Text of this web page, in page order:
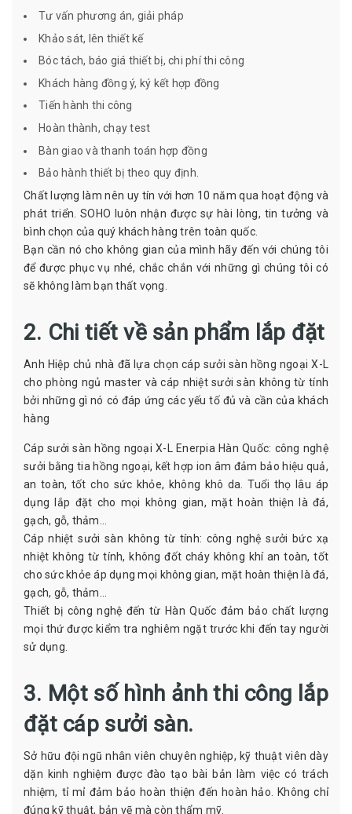
Tư vấn phương án, giải pháp
Khảo sát, lên thiết kế
Bóc tách, báo giá thiết bị, chi phí thi công
Khách hàng đồng ý, ký kết hợp đồng
Tiến hành thi công
Hoàn thành, chạy test
Bàn giao và thanh toán hợp đồng
Bảo hành thiết bị theo quy định.
Chất lượng làm nên uy tín với hơn 10 năm qua hoạt động và
phát triển. SOHO luôn nhận được sự hài lòng, tin tưởng và
bình chọn của quý khách hàng trên toàn quốc.
Bạn cần nó cho không gian của mình hãy đến với chúng tôi
để được phục vụ nhé, chắc chắn với những gì chúng tôi có
sẽ không làm bạn thất vọng.
2. Chi tiết về sản phẩm lắp đặt
Anh Hiệp chủ nhà đã lựa chọn cáp sưởi sàn hồng ngoại X-L
cho phòng ngủ master và cáp nhiệt sưởi sàn không từ tính
bởi những gì nó có đáp ứng các yếu tố đủ và cần của khách
hàng
Cáp sưởi sàn hồng ngoại X-L Enerpia Hàn Quốc: công nghệ
sưởi bằng tia hồng ngoại, kết hợp ion âm đảm bảo hiệu quả,
an toàn, tốt cho sức khỏe, không khô da. Tuổi thọ lâu áp
dụng lắp đặt cho mọi không gian, mặt hoàn thiện là đá,
gạch, gỗ, thảm…
Cáp nhiệt sưởi sàn không từ tính: công nghệ sưởi bức xạ
nhiệt không từ tính, không đốt cháy không khí an toàn, tốt
cho sức khỏe áp dụng mọi không gian, mặt hoàn thiện là đá,
gạch, gỗ, thảm…
Thiết bị công nghệ đến từ Hàn Quốc đảm bảo chất lượng
mọi thứ được kiểm tra nghiêm ngặt trước khi đến tay người
sử dụng.
3. Một số hình ảnh thi công lắp
đặt cáp sưởi sàn.
Sở hữu đội ngũ nhân viên chuyên nghiệp, kỹ thuật viên dày
dặn kinh nghiệm được đào tạo bài bản làm việc có trách
nhiệm, tỉ mỉ đảm bảo hoàn thiện đến hoàn hảo. Không chỉ
đúng kỹ thuật, bản vẽ mà còn thẩm mỹ.